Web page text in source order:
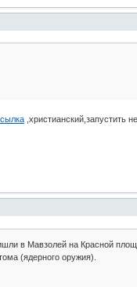
,христианский,запустить
в Мавзолей на Красной
(ядерного оружия).